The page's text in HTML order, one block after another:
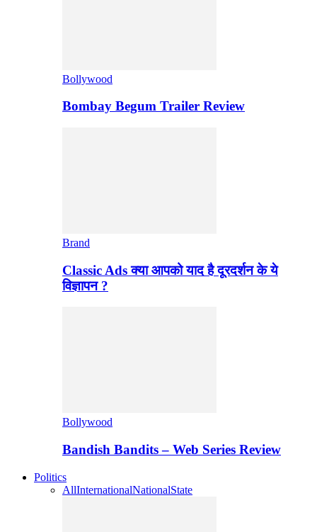
Bollywood
Bombay Begum Trailer Review
Brand
Classic Ads क्या आपको याद है दूरदर्शन के ये
विज्ञापन ?
Bollywood
Bandish Bandits – Web Series Review
Politics
AllInternationalNationalState